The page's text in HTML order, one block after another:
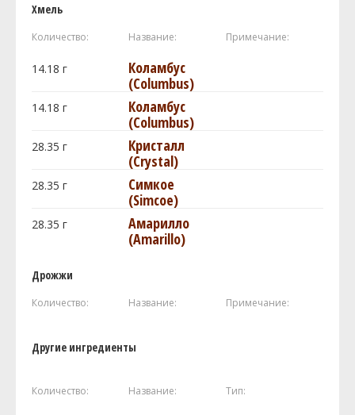
Хмель
Количество: Название: Примечание:
14.18 г
Коламбус
(Columbus)
14.18 г
Коламбус
(Columbus)
28.35 г
Кристалл
(Crystal)
28.35 г
Симкое
(Simcoe)
28.35 г
Амарилло
(Amarillo)
Дрожжи
Количество: Название: Примечание:
Другие ингредиенты
Количество: Название: Тип: